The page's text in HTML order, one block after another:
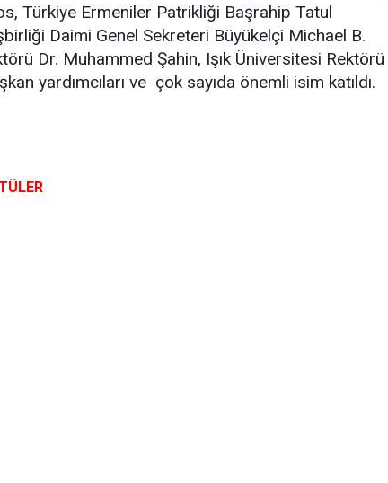
Türkiye Ermeniler Patrikliği Başrahip Tatul
Daimi Genel Sekreteri Büyükelçi Michael B.
Dr. Muhammed Şahin, Işık Üniversitesi Rektörü
yardımcıları ve çok sayıda önemli isim katıldı.